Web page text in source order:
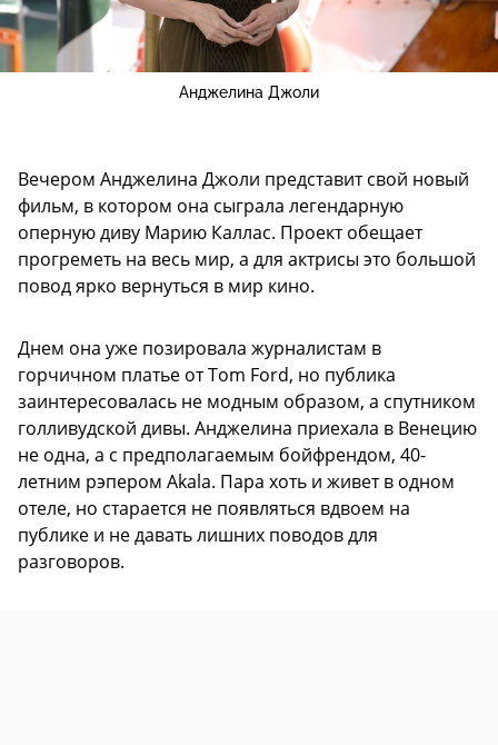
Анджелина Джоли
Вечером Анджелина Джоли представит свой новый
фильм, в котором она сыграла легендарную
оперную диву Марию Каллас. Проект обещает
прогреметь на весь мир, а для актрисы это большой
повод ярко вернуться в мир кино.
Днем она уже позировала журналистам в
горчичном платье от Tom Ford, но публика
заинтересовалась не модным образом, а спутником
голливудской дивы. Анджелина приехала в Венецию
не одна, а с предполагаемым бойфрендом, 40-
летним рэпером Akala. Пара хоть и живет в одном
отеле, но старается не появляться вдвоем на
публике и не давать лишних поводов для
разговоров.